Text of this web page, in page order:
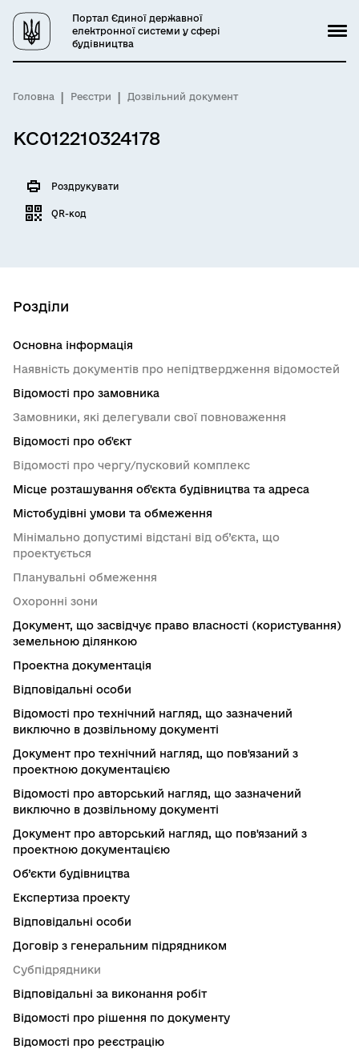
Портал Єдиної державної
електронної системи у сфері
будівництва
Головна Реєстри Дозвільний документ
КС012210324178
Роздрукувати
QR-код
Розділи
Основна інформація
Наявність документів про непідтвердження відомостей
Відомості про замовника
Замовники, які делегували свої повноваження
Відомості про об'єкт
Відомості про чергу/пусковий комплекс
Місце розташування об'єкта будівництва та адреса
Містобудівні умови та обмеження
Мінімально допустимі відстані від об’єкта, що
проектується
Планувальні обмеження
Охоронні зони
Документ, що засвідчує право власності (користування)
земельною ділянкою
Проектна документація
Відповідальні особи
Відомості про технічний нагляд, що зазначений
виключно в дозвільному документі
Документ про технічний нагляд, що пов'язаний з
проектною документацією
Відомості про авторський нагляд, що зазначений
виключно в дозвільному документі
Документ про авторський нагляд, що пов'язаний з
проектною документацією
Об’єкти будівництва
Експертиза проекту
Відповідальні особи
Договір з генеральним підрядником
Субпідрядники
Відповідальні за виконання робіт
Відомості про рішення по документу
Відомості про реєстрацію